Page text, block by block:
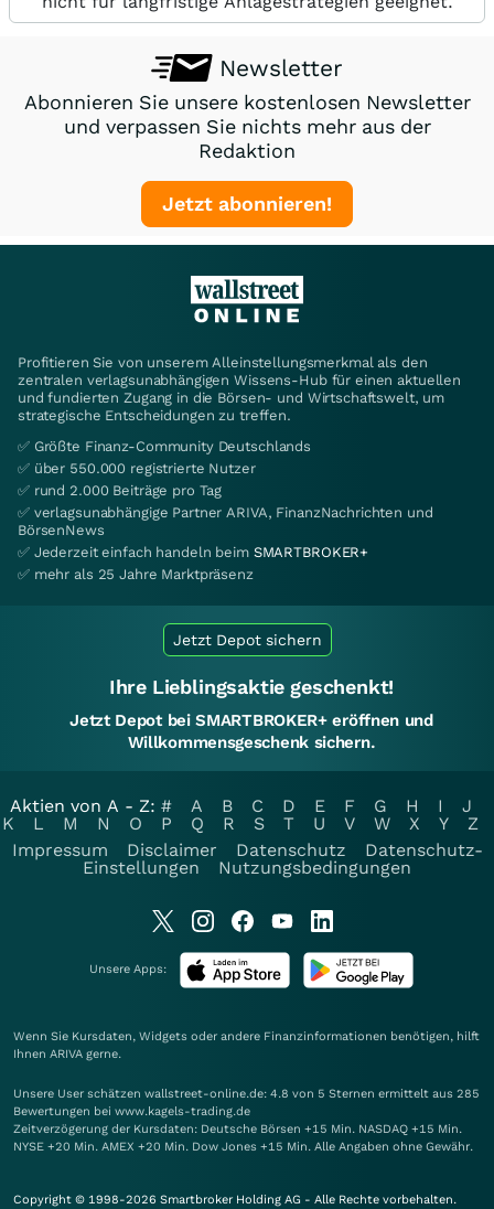
Newsletter
Abonnieren Sie unsere kostenlosen Newsletter
und verpassen Sie nichts mehr aus der
Redaktion
Jetzt abonnieren!
Profitieren Sie von unserem Alleinstellungsmerkmal als den
zentralen verlagsunabhängigen Wissens-Hub für einen aktuellen
und fundierten Zugang in die Börsen- und Wirtschaftswelt, um
strategische Entscheidungen zu treffen.
✅ Größte Finanz-Community Deutschlands
✅ über 550.000 registrierte Nutzer
✅ rund 2.000 Beiträge pro Tag
✅ verlagsunabhängige Partner ARIVA, FinanzNachrichten und
BörsenNews
✅ Jederzeit einfach handeln beim SMARTBROKER+
✅ mehr als 25 Jahre Marktpräsenz
Jetzt Depot sichern
Ihre Lieblingsaktie geschenkt!
Jetzt Depot bei SMARTBROKER+ eröffnen und
Willkommensgeschenk sichern.
Aktien von A - Z: # A B C D E F G H I
J
K
L M N O P Q R S T U V W X Y
Z
Impressum
Disclaimer Datenschutz
Datenschutz-
Einstellungen
Nutzungsbedingungen
Unsere Apps:
Wenn Sie Kursdaten, Widgets oder andere Finanzinformationen benötigen, hilft
Ihnen ARIVA gerne.
Unsere User schätzen wallstreet-online.de: 4.8 von 5 Sternen ermittelt aus 285
Bewertungen bei www.kagels-trading.de
Zeitverzögerung der Kursdaten: Deutsche Börsen +15 Min. NASDAQ +15 Min.
NYSE +20 Min. AMEX +20 Min. Dow Jones +15 Min. Alle Angaben ohne Gewähr.
Copyright © 1998-2026 Smartbroker Holding AG - Alle Rechte vorbehalten.